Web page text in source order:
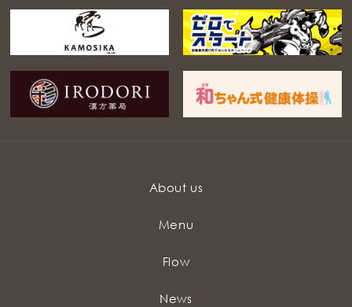
About us
Menu
Flow
News